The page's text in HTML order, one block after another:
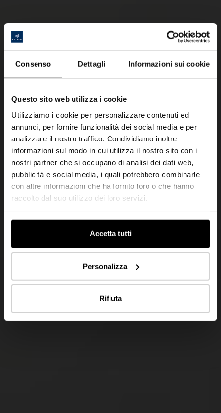
Consenso Dettagli Informazioni sui cookie
Questo sito web utilizza i cookie
Utilizziamo i cookie per personalizzare contenuti ed
annunci, per fornire funzionalità dei social media e per
analizzare il nostro traffico. Condividiamo inoltre
informazioni sul modo in cui utilizza il nostro sito con i
nostri partner che si occupano di analisi dei dati web,
pubblicità e social media, i quali potrebbero combinarle
con altre informazioni che ha fornito loro o che hanno
raccolto dal suo utilizzo dei loro servizi.
Accetta tutti
Personalizza
Rifiuta